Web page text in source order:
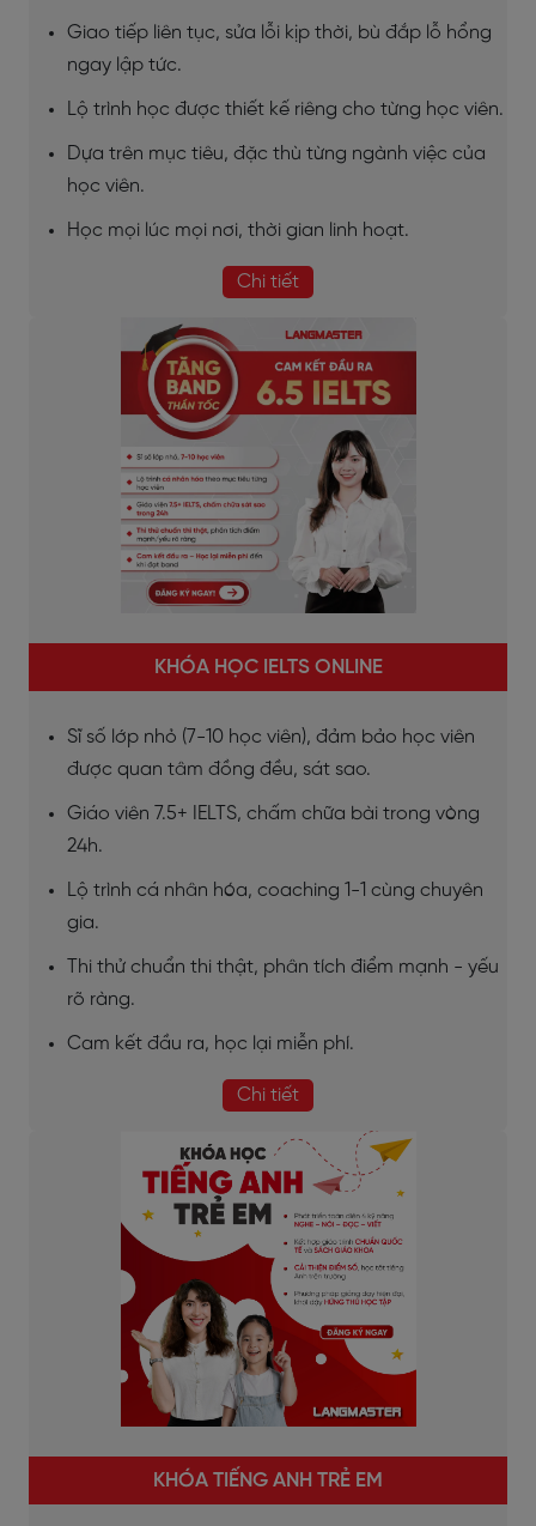
Giao tiếp liên tục, sửa lỗi kịp thời, bù đắp lỗ hổng
ngay lập tức.
Lộ trình học được thiết kế riêng cho từng học viên.
Dựa trên mục tiêu, đặc thù từng ngành việc của
học viên.
Học mọi lúc mọi nơi, thời gian linh hoạt.
Chi tiết
KHÓA HỌC IELTS ONLINE
Sĩ số lớp nhỏ (7-10 học viên), đảm bảo học viên
được quan tâm đồng đều, sát sao.
Giáo viên 7.5+ IELTS, chấm chữa bài trong vòng
24h.
Lộ trình cá nhân hóa, coaching 1-1 cùng chuyên
gia.
Thi thử chuẩn thi thật, phân tích điểm mạnh - yếu
rõ ràng.
Cam kết đầu ra, học lại miễn phí.
Chi tiết
KHÓA TIẾNG ANH TRẺ EM